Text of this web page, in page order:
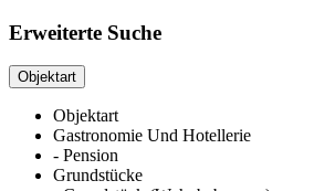
Erweiterte Suche
Objektart
Objektart
Gastronomie Und Hotellerie
- Pension
Grundstücke